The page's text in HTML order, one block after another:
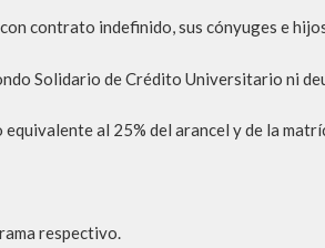
contrato indefinido, sus cónyuges e
Solidario de Crédito Universitario ni
equivalente al 25% del arancel y de la
respectivo.